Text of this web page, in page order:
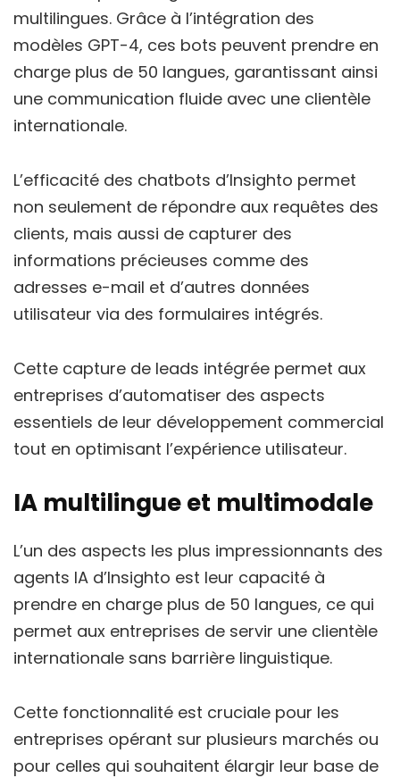
multilingues. Grâce à l’intégration des
modèles GPT-4, ces bots peuvent prendre en
charge plus de 50 langues, garantissant ainsi
une communication fluide avec une clientèle
internationale.
L’efficacité des chatbots d’Insighto permet
non seulement de répondre aux requêtes des
clients, mais aussi de capturer des
informations précieuses comme des
adresses e-mail et d’autres données
utilisateur via des formulaires intégrés.
Cette capture de leads intégrée permet aux
entreprises d’automatiser des aspects
essentiels de leur développement commercial
tout en optimisant l’expérience utilisateur.
IA multilingue et multimodale
L’un des aspects les plus impressionnants des
agents IA d’Insighto est leur capacité à
prendre en charge plus de 50 langues, ce qui
permet aux entreprises de servir une clientèle
internationale sans barrière linguistique.
Cette fonctionnalité est cruciale pour les
entreprises opérant sur plusieurs marchés ou
pour celles qui souhaitent élargir leur base de